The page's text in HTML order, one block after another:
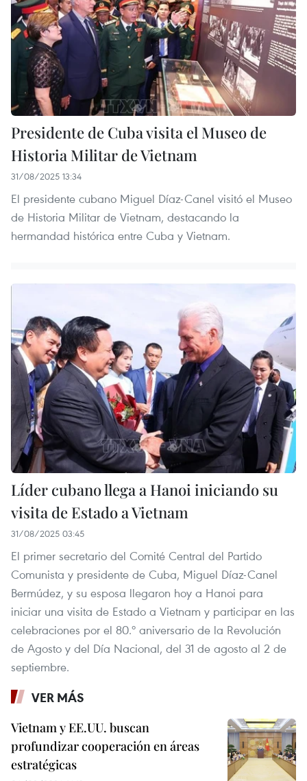
Presidente de Cuba visita el Museo de
Historia Militar de Vietnam
31/08/2025 13:34
El presidente cubano Miguel Díaz-Canel visitó el Museo
de Historia Militar de Vietnam, destacando la
hermandad histórica entre Cuba y Vietnam.
Líder cubano llega a Hanoi iniciando su
visita de Estado a Vietnam
31/08/2025 03:45
El primer secretario del Comité Central del Partido
Comunista y presidente de Cuba, Miguel Díaz-Canel
Bermúdez, y su esposa llegaron hoy a Hanoi para
iniciar una visita de Estado a Vietnam y participar en las
celebraciones por el 80.º aniversario de la Revolución
de Agosto y del Día Nacional, del 31 de agosto al 2 de
septiembre.
VER MÁS
Vietnam y EE.UU. buscan
profundizar cooperación en áreas
estratégicas